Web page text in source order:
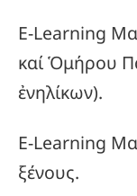
E-Learning
καί Ὁμήρου
ἐνηλίκων).
E-Learning
ξένους.